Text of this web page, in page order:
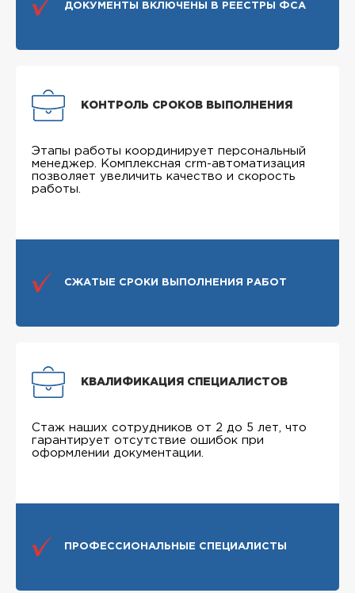
ДОКУМЕНТЫ ВКЛЮЧЕНЫ В РЕЕСТРЫ ФСА
КОНТРОЛЬ СРОКОВ ВЫПОЛНЕНИЯ
Этапы работы координирует персональный
менеджер. Комплексная crm-автоматизация
позволяет увеличить качество и скорость
работы.
СЖАТЫЕ СРОКИ ВЫПОЛНЕНИЯ РАБОТ
КВАЛИФИКАЦИЯ СПЕЦИАЛИСТОВ
Стаж наших сотрудников от 2 до 5 лет, что
гарантирует отсутствие ошибок при
оформлении документации.
ПРОФЕССИОНАЛЬНЫЕ СПЕЦИАЛИСТЫ